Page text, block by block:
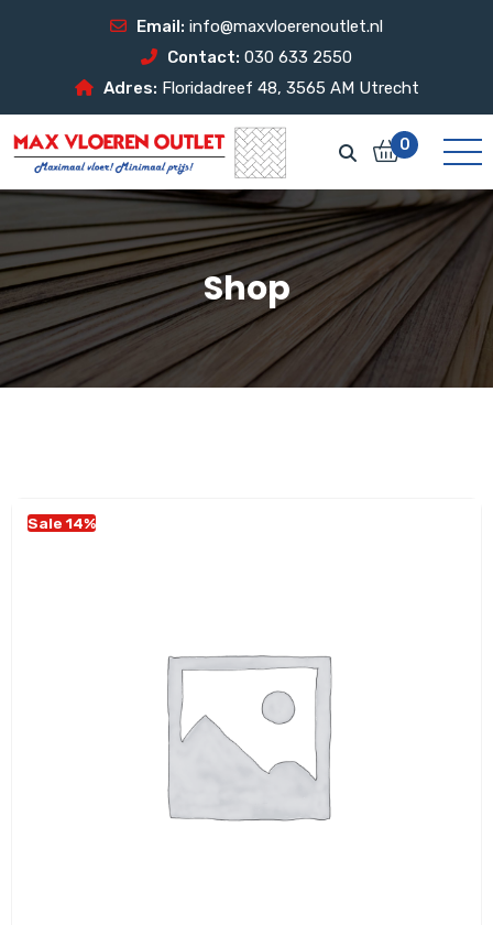
Email: info@maxvloerenoutlet.nl
Contact: 030 633 2550
Adres: Floridadreef 48, 3565 AM Utrecht
0
Shop
Sale 14%